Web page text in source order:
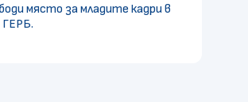
място за младите кадри в